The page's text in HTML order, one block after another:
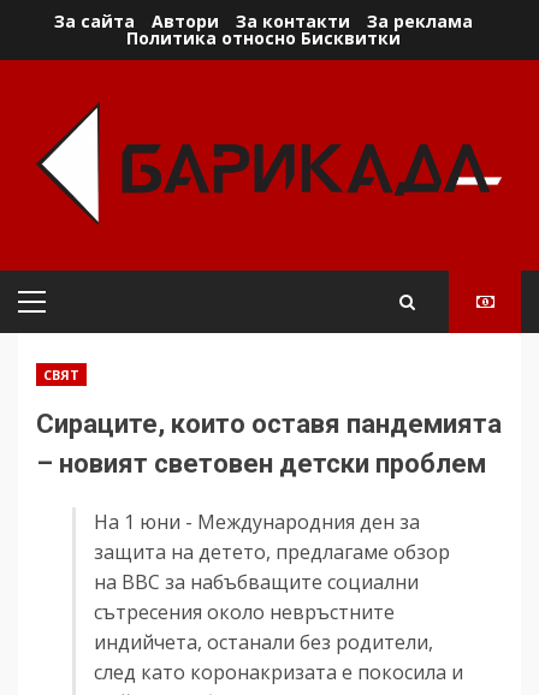
За сайта Автори За контакти За реклама
Политика относно Бисквитки
Primary
СВЯТ
Сираците, които оставя пандемията
– новият световен детски проблем
На 1 юни - Международния ден за
защита на детето, предлагаме обзор
на ВВС за набъбващите социални
сътресения около невръстните
индийчета, останали без родители,
след като коронакризата е покосила и